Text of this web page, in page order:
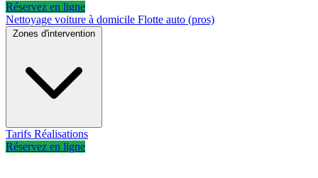
Réservez en ligne
Nettoyage voiture à domicile Flotte auto (pros)
Zones d'intervention
Tarifs Réalisations
Réservez en ligne